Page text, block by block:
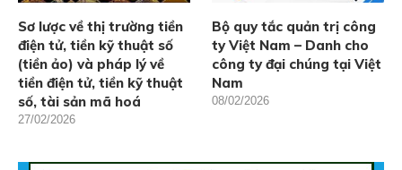
Sơ lược về thị trường tiền
điện tử, tiền kỹ thuật số
(tiền ảo) và pháp lý về
tiền điện tử, tiền kỹ thuật
số, tài sản mã hoá
27/02/2026
Bộ quy tắc quản trị công
ty Việt Nam – Danh cho
công ty đại chúng tại Việt
Nam
08/02/2026